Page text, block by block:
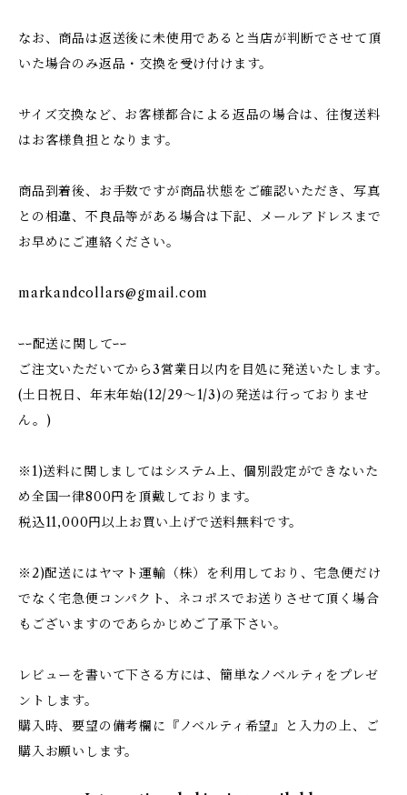
なお、商品は返送後に未使用であると当店が判断でさせて頂
いた場合のみ返品・交換を受け付けます。
サイズ交換など、お客様都合による返品の場合は、往復送料
はお客様負担となります。
商品到着後、お手数ですが商品状態をご確認いただき、写真
との相違、不良品等がある場合は下記、メールアドレスまで
お早めにご連絡ください。
markandcollars@gmail.com
ｰｰ配送に関してｰｰ
ご注文いただいてから3営業日以内を目処に発送いたします。
(土日祝日、年末年始(12/29〜1/3)の発送は行っておりませ
ん。)
※1)送料に関しましてはシステム上、個別設定ができないた
め全国一律800円を頂戴しております。
税込11,000円以上お買い上げで送料無料です。
※2)配送にはヤマト運輸（株）を利用しており、宅急便だけ
でなく宅急便コンパクト、ネコポスでお送りさせて頂く場合
もございますのであらかじめご了承下さい。
レビューを書いて下さる方には、簡単なノベルティをプレゼ
ントします。
購入時、要望の備考欄に『ノベルティ希望』と入力の上、ご
購入お願いします。